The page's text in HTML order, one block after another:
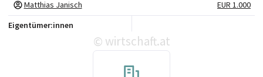
Matthias Janisch
EUR 1.000
Eigentümer:innen
© wirtschaft.at